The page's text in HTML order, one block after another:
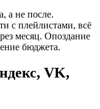
а не после.
с плейлистами, всё
месяц. Опоздание
бюджета.
VK,